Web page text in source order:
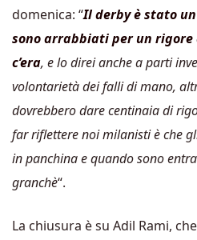
domenica: “Il derby è stato
sono arrabbiati per un rigore
c’era, e lo direi anche a parti
volontarietà dei falli di mano,
dovrebbero dare centinaia di
far riflettere noi milanisti è che
in panchina e quando sono
granchè“.
La chiusura è su Adil Rami,